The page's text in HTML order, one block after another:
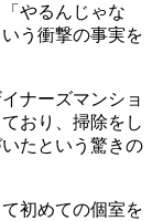
やるんじゃな
う衝撃の事実を
ナーズマンショ
おり、掃除をし
たという驚きの
初めての個室を